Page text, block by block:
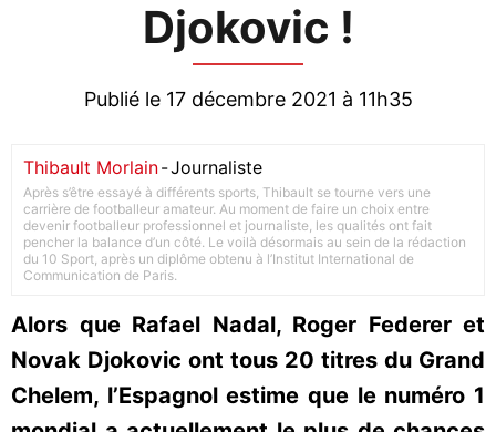
Djokovic !
Publié le 17 décembre 2021 à 11h35
Thibault Morlain-Journaliste
Après s’être essayé à différents sports, Thibault se tourne vers une
carrière de footballeur amateur. Au moment de faire un choix entre
devenir footballeur professionnel et journaliste, les qualités ont fait
pencher la balance d’un côté. Le voilà désormais au sein de la rédaction
du 10 Sport, après un diplôme obtenu à l’Institut International de
Communication de Paris.
Alors que Rafael Nadal, Roger Federer et
Novak Djokovic ont tous 20 titres du Grand
Chelem, l’Espagnol estime que le numéro 1